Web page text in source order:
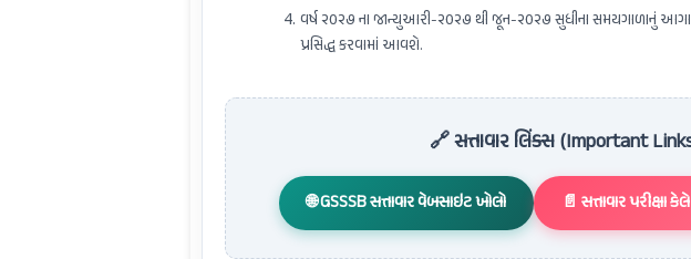
વર્ષ ૨૦૨૭ ના જાન્યુઆરી-૨૦૨૭ થી જૂન-૨૦૨૭ સુધીના સમયગાળાનું આગામી
પ્રસિદ્ધ કરવામાં આવશે.
🔗 સત્તાવાર લિંક્સ (Important
🌐 GSSSB સત્તાવાર વેબસાઇટ ખોલો 📄 સત્તાવાર પરીક્ષા